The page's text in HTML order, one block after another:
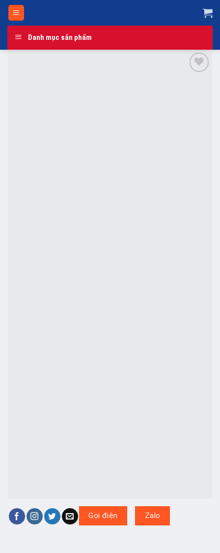
Skip
Danh mục sản phẩm
Gọi điện Zalo